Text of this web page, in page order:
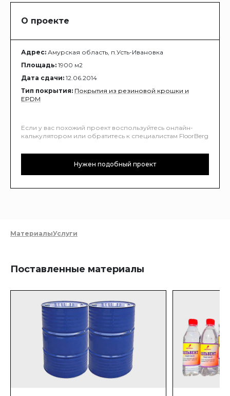
О проекте
Адрес: Амурская область, п.Усть-Ивановка
Площадь: 1900 м2
Дата сдачи: 12.06.2014
Тип покрытия: Покрытия из резиновой крошки и
EPDM
Если у вас похожий проект воспользуйтесь онлайн-
калькулятором или обратитесь к специалистам FloorBerg
Нужен подобный проект
МатериалыУслуги
Поставленные материалы